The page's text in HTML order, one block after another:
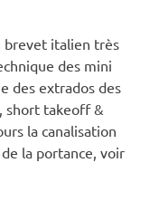
brevet italien très
des mini
des extrados des
short takeoff &
la canalisation
la portance, voir